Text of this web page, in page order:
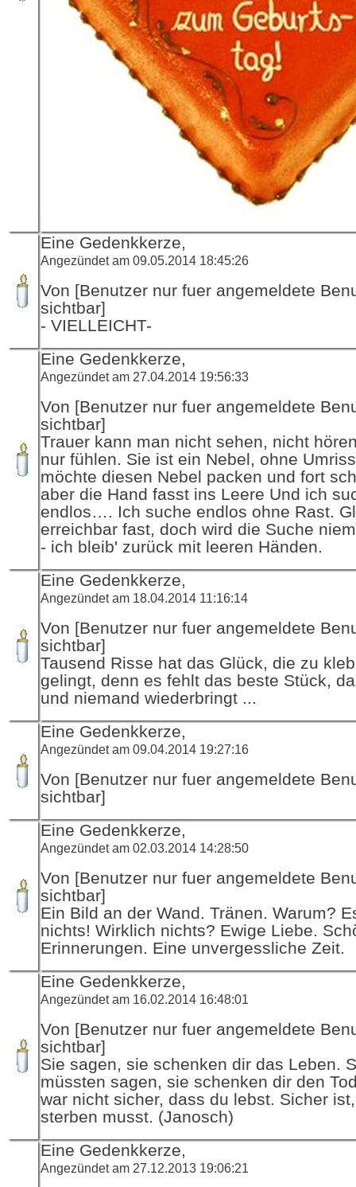
Eine Gedenkkerze,
Angezündet am 09.05.2014 18:45:26
Von [Benutzer nur fuer angemeldete
sichtbar]
- VIELLEICHT-
Eine Gedenkkerze,
Angezündet am 27.04.2014 19:56:33
Von [Benutzer nur fuer angemeldete
sichtbar]
Trauer kann man nicht sehen, nicht
nur fühlen. Sie ist ein Nebel, ohne
möchte diesen Nebel packen und fort
aber die Hand fasst ins Leere Und ich
endlos…. Ich suche endlos ohne Rast.
erreichbar fast, doch wird die Suche
- ich bleib' zurück mit leeren Händen.
Eine Gedenkkerze,
Angezündet am 18.04.2014 11:16:14
Von [Benutzer nur fuer angemeldete
sichtbar]
Tausend Risse hat das Glück, die zu
gelingt, denn es fehlt das beste Stück,
und niemand wiederbringt ...
Eine Gedenkkerze,
Angezündet am 09.04.2014 19:27:16
Von [Benutzer nur fuer angemeldete
sichtbar]
Eine Gedenkkerze,
Angezündet am 02.03.2014 14:28:50
Von [Benutzer nur fuer angemeldete
sichtbar]
Ein Bild an der Wand. Tränen. Warum?
nichts! Wirklich nichts? Ewige Liebe.
Erinnerungen. Eine unvergessliche Zeit.
Eine Gedenkkerze,
Angezündet am 16.02.2014 16:48:01
Von [Benutzer nur fuer angemeldete
sichtbar]
Sie sagen, sie schenken dir das Leben.
müssten sagen, sie schenken dir den
war nicht sicher, dass du lebst. Sicher
sterben musst. (Janosch)
Eine Gedenkkerze,
Angezündet am 27.12.2013 19:06:21